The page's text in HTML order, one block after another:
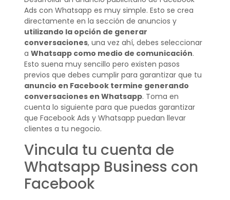
Ads con Whatsapp es muy simple. Esto se crea
directamente en la sección de anuncios y
utilizando la opción de generar
conversaciones, una vez ahí, debes seleccionar
a Whatsapp como medio de comunicación.
Esto suena muy sencillo pero existen pasos
previos que debes cumplir para garantizar que tu
anuncio en Facebook termine generando
conversaciones en Whatsapp. Toma en
cuenta lo siguiente para que puedas garantizar
que Facebook Ads y Whatsapp puedan llevar
clientes a tu negocio.
Vincula tu cuenta de
Whatsapp Business con
Facebook